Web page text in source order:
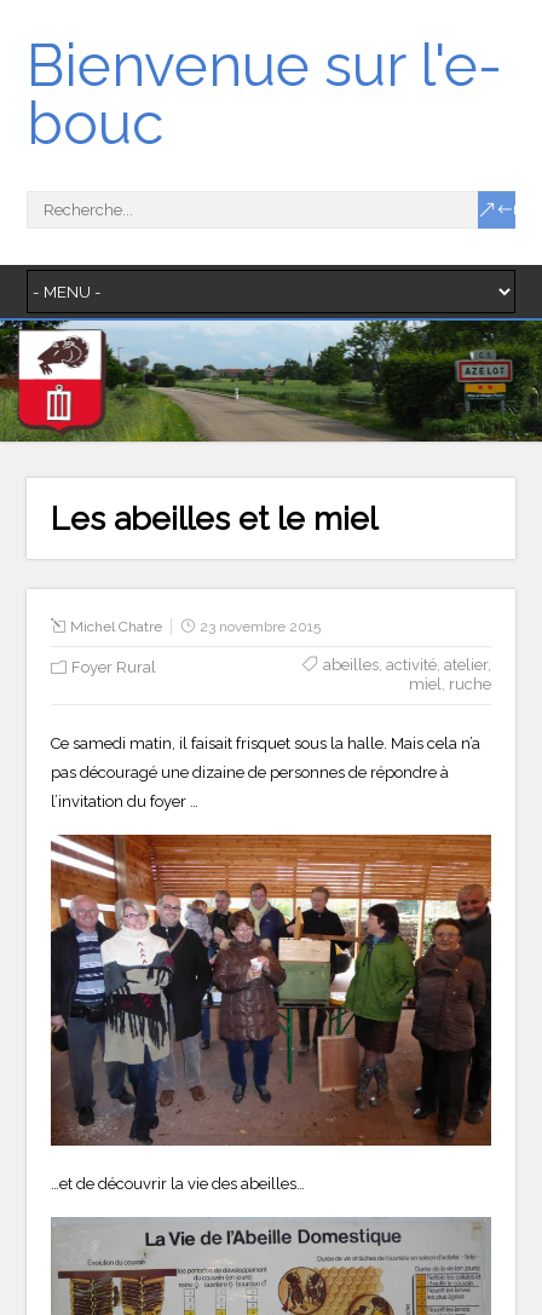
Bienvenue sur l'e-
bouc
Les abeilles et le miel
Michel Chatre 23 novembre 2015
Foyer Rural abeilles, activité, atelier,
miel ruche
Ce samedi matin, il faisait frisquet sous la halle. Mais cela n’a
pas découragé une dizaine de personnes de répondre à
l’invitation du foyer …
…et de découvrir la vie des abeilles…